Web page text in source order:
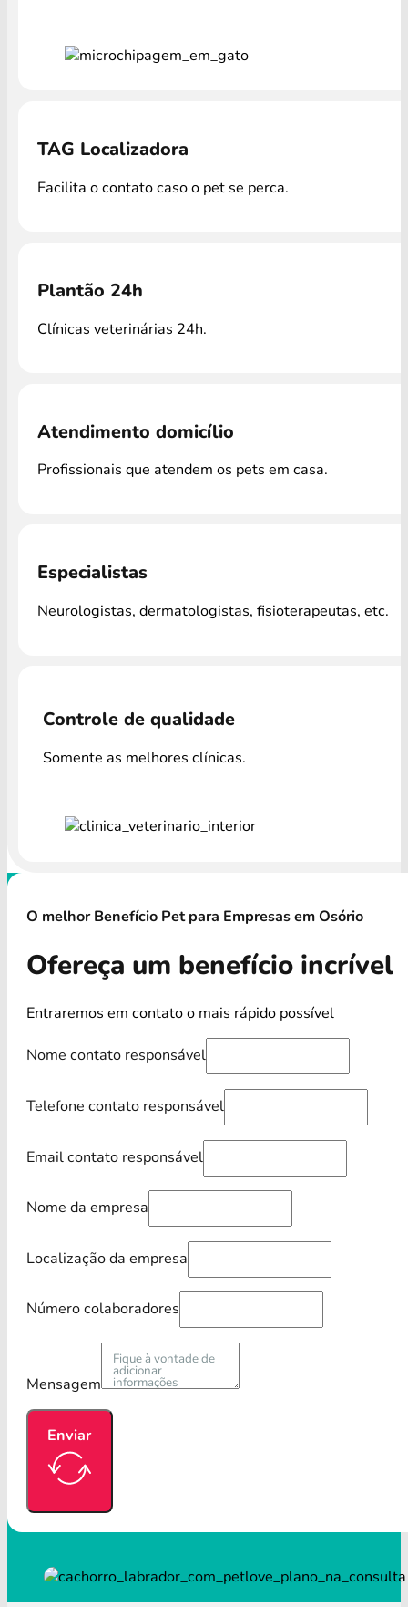
TAG Localizadora
Facilita o contato caso o pet se perca.
Plantão 24h
Clínicas veterinárias 24h.
Atendimento domicílio
Profissionais que atendem os pets em casa.
Especialistas
Neurologistas, dermatologistas, fisioterapeutas, etc.
Controle de qualidade
Somente as melhores clínicas.
O melhor Benefício Pet para Empresas em Osório
Ofereça um benefício incrível
Entraremos em contato o mais rápido possível
Nome contato responsável
Telefone contato responsável
Email contato responsável
Nome da empresa
Localização da empresa
Número colaboradores
Mensagem
Enviar